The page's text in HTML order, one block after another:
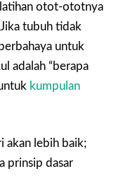
latihan otot-ototnya
tubuh tidak
untuk
adalah “berapa
kumpulan
akan lebih baik;
prinsip dasar